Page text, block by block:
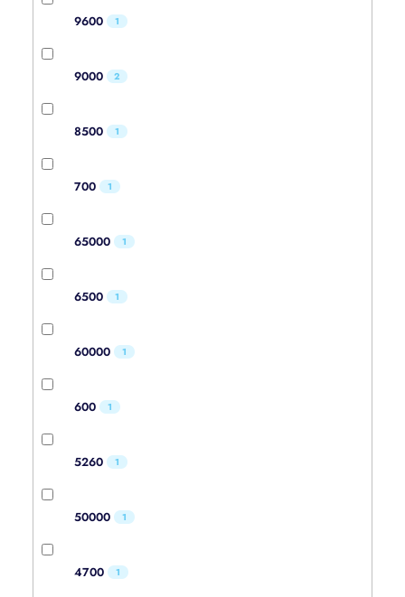
9600 1
9000 2
8500 1
700 1
65000 1
6500 1
60000 1
600 1
5260 1
50000 1
4700 1